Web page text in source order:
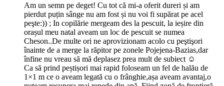
Am un semn pe deget! Cu tot că mi-a oferit dureri și am
pierdut puțin sânge nu am fost și nu voi fi supărat pe acel
peşte:)) ; In copilărie mergeam des la pescuit, la ieșire din
orașul meu natal aveam un loc de pescuit se numea
Cheson..De multe ori ne aprovizionam acolo cu peştişori
înainte de a merge la răpitor pe zonele Pojejena-Bazias,dar
înfine nu vreau să mă deplasez prea mult de subiect ☺
Ca să prind peștișori mai rapid foloseam un fel de halău de
1×1 m ce o aveam legată cu o frânghie,așa aveam avantaj,o